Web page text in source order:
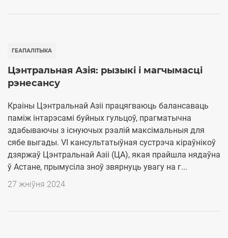
ГЕАПАЛІТЫКА
Цэнтральная Азія: рызыкі і магчымасці
рэнесансу
Краіны Цэнтральнай Азіі працягваюць балансаваць
паміж інтарэсамі буйных гульцоў, прагматычна
здабываючы з існуючых рэалій максімальныя для
сябе выгады. VI кансультатыўная сустрэча кіраўнікоў
дзяржаў Цэнтральнай Азіі (ЦА), якая прайшла нядаўна
ў Астане, прымусіла зноў звярнуць увагу на г...
27 жніўня 2024